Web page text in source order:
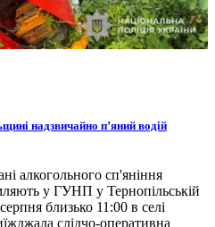
надзвичайно п’яний водій
алкогольного сп'яніння
у ГУНП у Тернопільській
близько 11:00 в селі
слідчо-оперативна